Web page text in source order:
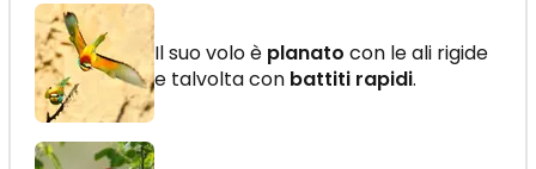
Il suo volo è planato con le ali rigide
e talvolta con battiti rapidi.